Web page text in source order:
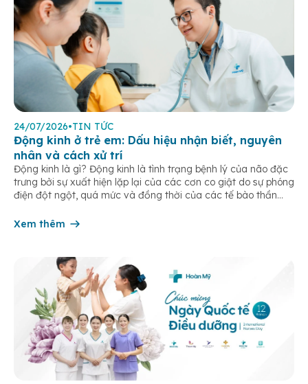
24/07/2026•TIN TỨC
Động kinh ở trẻ em: Dấu hiệu nhận biết, nguyên
nhân và cách xử trí
Động kinh là gì? Động kinh là tình trạng bệnh lý của não đặc
trưng bởi sự xuất hiện lặp lại của các cơn co giật do sự phóng
điện đột ngột, quá mức và đồng thời của các tế bào thần
Xem thêm